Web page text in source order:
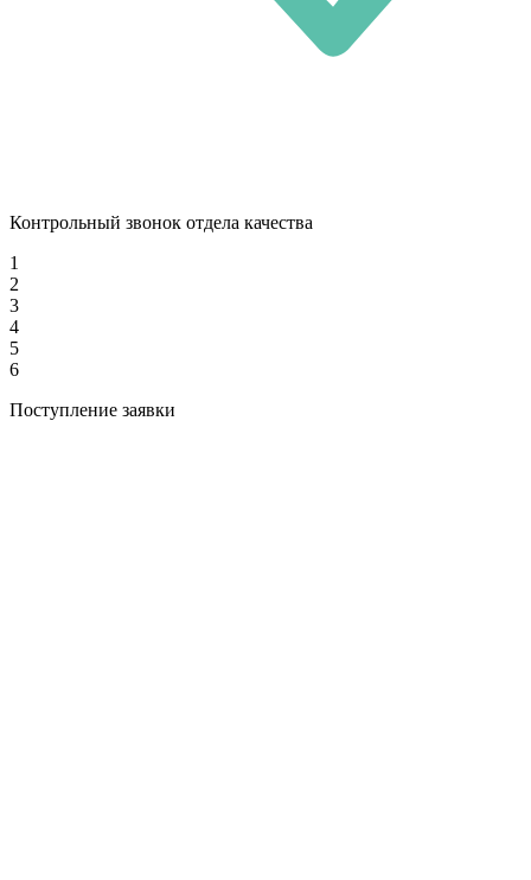
Контрольный звонок отдела качества
1
2
3
4
5
6
Поступление заявки